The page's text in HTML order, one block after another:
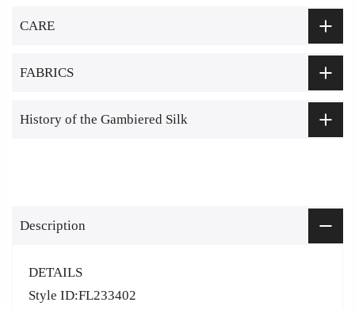
CARE
FABRICS
History of the Gambiered Silk
Description
DETAILS
Style ID:FL233402